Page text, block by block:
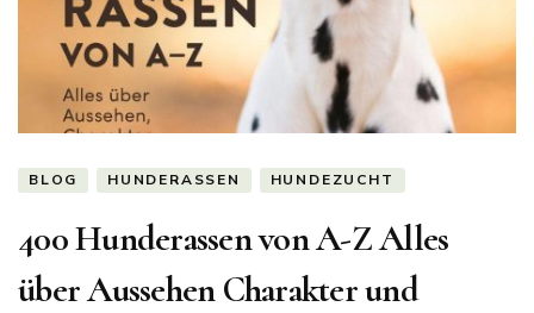
BLOG HUNDERASSEN HUNDEZUCHT
400 Hunderassen von A-Z Alles
über Aussehen Charakter und